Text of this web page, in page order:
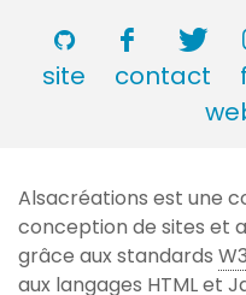
site
contact
Alsacréations est une
conception de sites et
grâce aux standards
aux langages HTMLet